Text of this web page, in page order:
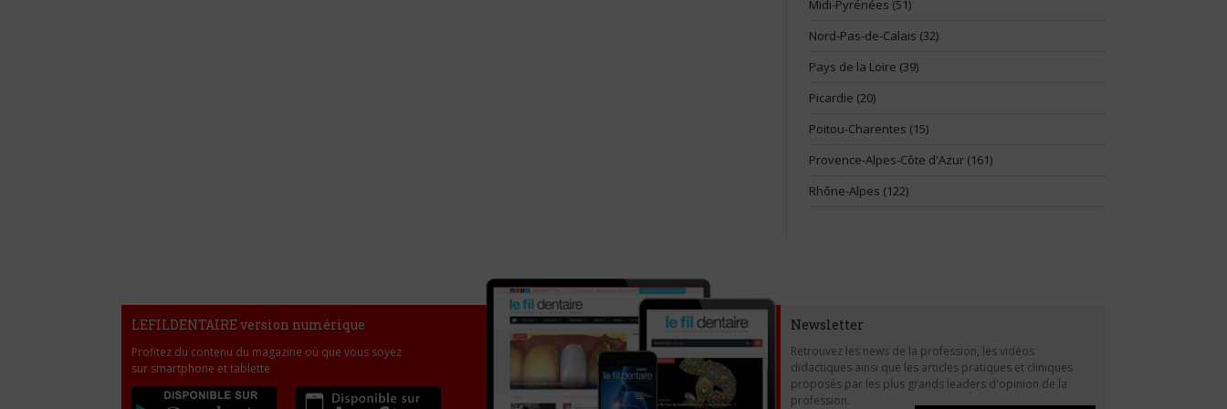
Midi-Pyrénées (51)
Nord-Pas-de-Calais (32)
Pays de la Loire (39)
Picardie (20)
Poitou-Charentes (15)
Provence-Alpes-Côte d'Azur (161)
Rhône-Alpes (122)
LEFILDENTAIRE version numérique
Profitez du contenu du magazine où que vous soyez
sur smartphone et tablette
Newsletter
Retrouvez les news de la profession, les vidéos
didactiques ainsi que les articles pratiques et cliniques
proposés par les plus grands leaders d'opinion de la
profession.